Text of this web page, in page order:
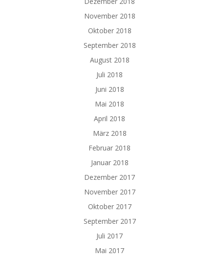
November 2018
Oktober 2018
September 2018
August 2018
Juli 2018
Juni 2018
Mai 2018
April 2018
März 2018
Februar 2018
Januar 2018
Dezember 2017
November 2017
Oktober 2017
September 2017
Juli 2017
Mai 2017